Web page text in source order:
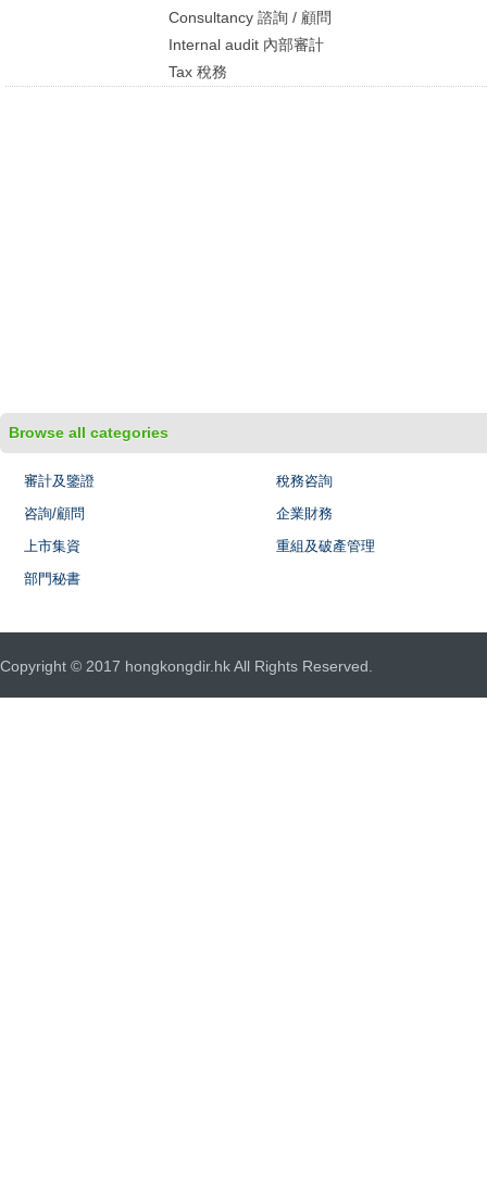
Consultancy 諮詢 / 顧問
Internal audit 內部審計
Tax 稅務
Browse all categories
審計及鑒證
稅務咨詢
咨詢/顧問
企業財務
上市集資
重組及破產管理
部門秘書
Copyright © 2017 hongkongdir.hk All Rights Reserved.